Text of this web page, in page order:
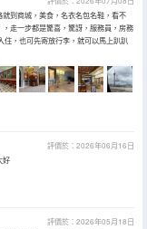
到商城，美食，名衣名包名鞋，看不
走一步都是驚喜，驚訝，服務員，房務
住，也可先寄放行李，就可以馬上趴趴
評價於：2026年06月16日
好
評價於：2026年05月18日